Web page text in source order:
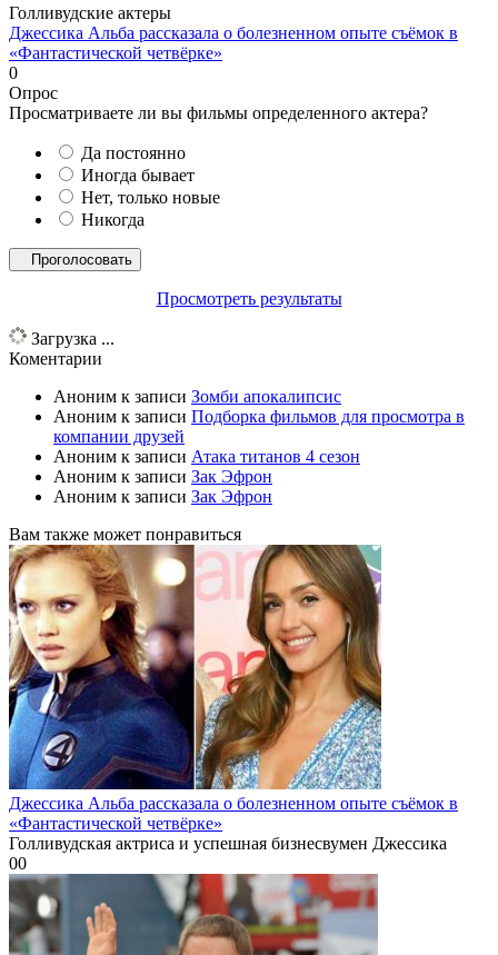
Голливудские актеры
Джессика Альба рассказала о болезненном опыте съёмок в
«Фантастической четвёрке»
0
Опрос
Просматриваете ли вы фильмы определенного актера?
Да постоянно
Иногда бывает
Нет, только новые
Никогда
Просмотреть результаты
Загрузка ...
Коментарии
Аноним к записи Зомби апокалипсис
Аноним к записи Подборка фильмов для просмотра в
компании друзей
Аноним к записи Атака титанов 4 сезон
Аноним к записи Зак Эфрон
Аноним к записи Зак Эфрон
Вам также может понравиться
Джессика Альба рассказала о болезненном опыте съёмок в
«Фантастической четвёрке»
Голливудская актриса и успешная бизнесвумен Джессика
00